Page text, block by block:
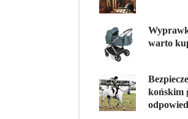
warto
końskim